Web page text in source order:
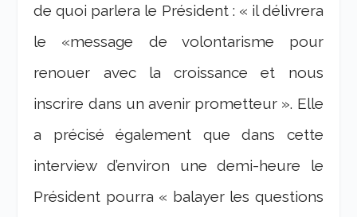
de quoi parlera le Président : « il délivrera
le «message de volontarisme pour
renouer avec la croissance et nous
inscrire dans un avenir prometteur ». Elle
a précisé également que dans cette
interview d’environ une demi-heure le
Président pourra « balayer les questions